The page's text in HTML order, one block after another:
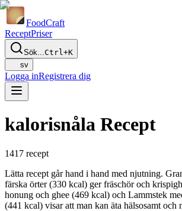
FoodCraft
ReceptPriser
Sök...Ctrl+K
sv
Logga inRegistrera dig
kalorisnåla Recept
1417 recept
Lätta recept går hand i hand med njutning.
färska örter (330 kcal) ger fräschör och
honung och ghee (469 kcal) och Lammstek
(441 kcal) visar att man kan äta hälsosamt och